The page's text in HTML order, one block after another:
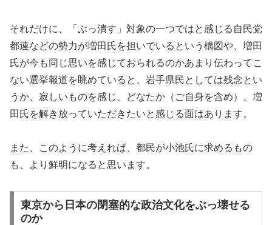
それだけに、「ぶっ潰す」対象の一つではと感じる自民党
都連などの勢力が増田氏を担いでいるという構図や、増田
氏が今も同じ思いを感じておられるのかあまり伝わってこ
ない選挙報道を眺めていると、岩手県民としては残念とい
うか、寂しいものを感じ、どなたか（ご自身を含め）、増
田氏を解き放っていただきたいと感じる面はあります。
また、このように考えれば、都民が小池氏に求めるもの
も、より鮮明になると思います。
東京から日本の閉塞的な政治文化をぶっ壊せる
のか